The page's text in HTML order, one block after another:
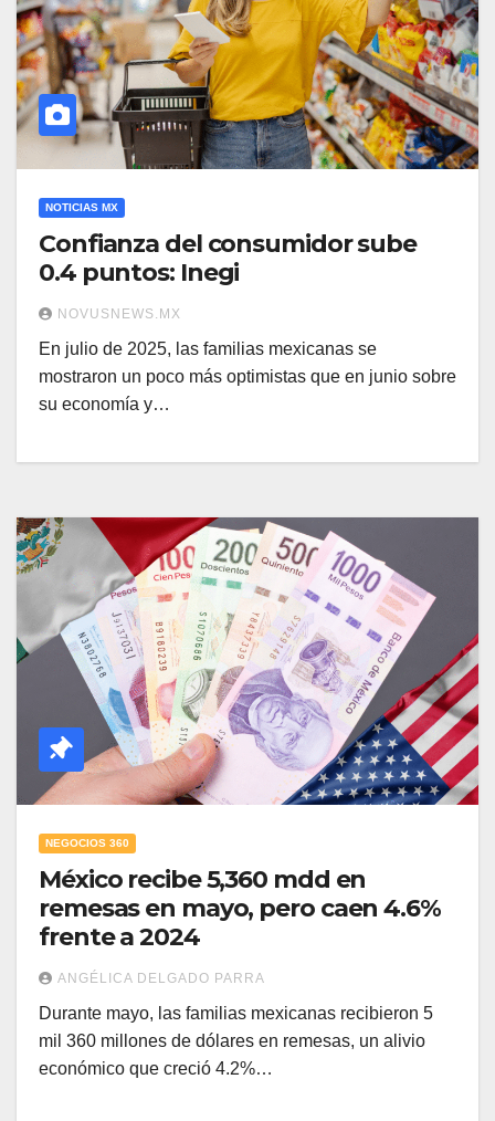
NOTICIAS MX
Confianza del consumidor sube
0.4 puntos: Inegi
NOVUSNEWS.MX
En julio de 2025, las familias mexicanas se
mostraron un poco más optimistas que en junio sobre
su economía y…
NEGOCIOS 360
México recibe 5,360 mdd en
remesas en mayo, pero caen 4.6%
frente a 2024
ANGÉLICA DELGADO PARRA
Durante mayo, las familias mexicanas recibieron 5
mil 360 millones de dólares en remesas, un alivio
económico que creció 4.2%…